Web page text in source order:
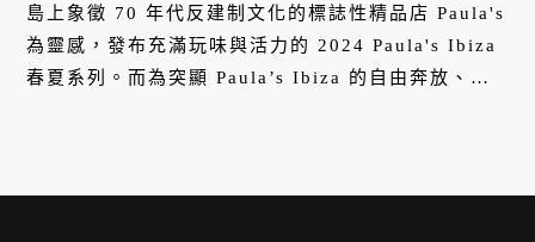
島上象徵 70 年代反建制文化的標誌性精品店 Paula's
為靈感，發布充滿玩味與活力的 2024 Paula's Ibiza
春夏系列。而為突顯 Paula’s Ibiza 的自由奔放、音